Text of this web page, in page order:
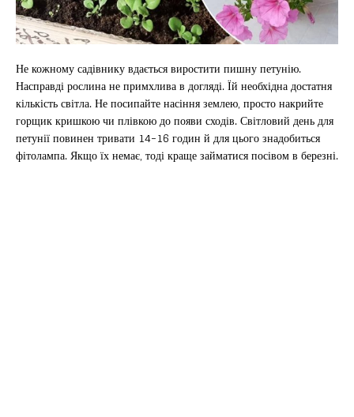
Не кожному садівнику вдається виростити пишну петунію.
Насправді рослина не примхлива в догляді. Їй необхідна достатня
кількість світла. Не посипайте насіння землею, просто накрийте
горщик кришкою чи плівкою до появи сходів. Світловий день для
петунії повинен тривати 14-16 годин й для цього знадобиться
фітолампа. Якщо їх немає, тоді краще займатися посівом в березні.